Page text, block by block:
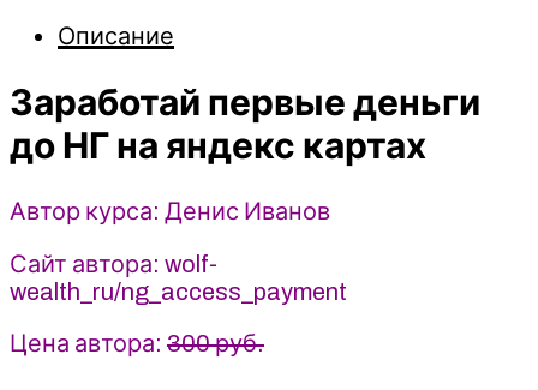
деньги
НГ
яндекс
-
Иванов
(2026)
Описание
Заработай первые деньги
до НГ на яндекс картах
Автор курса: Денис Иванов
Сайт автора: wolf-
wealth_ru/ng_access_payment
Цена автора: 300 руб.